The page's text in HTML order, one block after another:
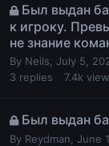
Был выдан
к игроку.
не знание
By Neils July 5,
3 replies 7.4k
Был выдан
By Reydman June